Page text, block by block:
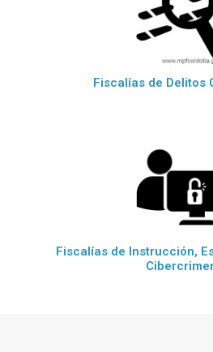
Fiscalías de Delitos
Fiscalías de Instrucción,